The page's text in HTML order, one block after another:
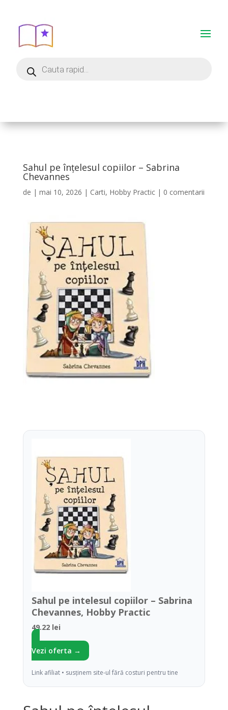
Sahul pe înțelesul copiilor – Sabrina
Chevannes
de | mai 10, 2026 | Carti, Hobby Practic| 0 comentarii
Sahul pe intelesul copiilor – Sabrina
Chevannes, Hobby Practic
49.22 lei
Vezi oferta →
Link afiliat • susținem site-ul fără costuri pentru tine